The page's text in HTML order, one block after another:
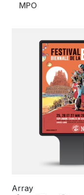
MPO
AFFI BDM
Array